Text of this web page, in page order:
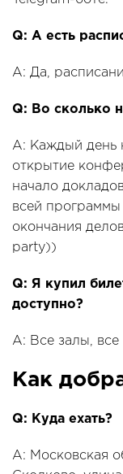
Q: А есть
A: Да,
Q: Во сколько
A: Каждый день
открытие
начало
всей
окончания
party))
Q: Я купил
доступно?
A: Все залы, все
Как
Q: Куда ехать?
A: Московская